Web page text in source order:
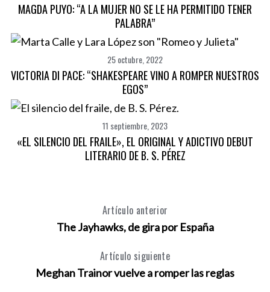
MAGDA PUYO: “A LA MUJER NO SE LE HA PERMITIDO TENER
PALABRA”
25 octubre, 2022
VICTORIA DI PACE: “SHAKESPEARE VINO A ROMPER NUESTROS
EGOS”
11 septiembre, 2023
«EL SILENCIO DEL FRAILE», EL ORIGINAL Y ADICTIVO DEBUT
LITERARIO DE B. S. PÉREZ
Artículo anterior
The Jayhawks, de gira por España
Artículo siguiente
Meghan Trainor vuelve a romper las reglas